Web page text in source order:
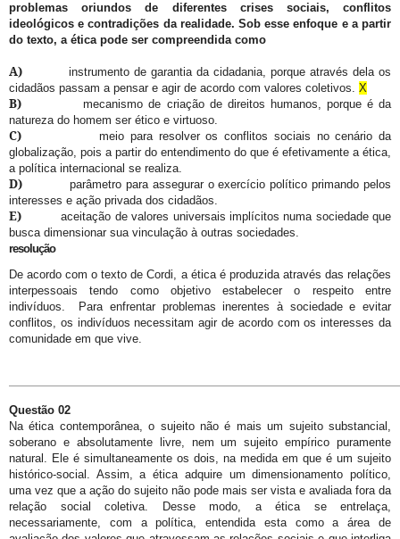
problemas oriundos de diferentes crises sociais, conflitos
ideológicos e contradições da realidade. Sob esse enfoque e a partir
do texto, a ética pode ser compreendida como
A)
instrumento de garantia da cidadania, porque através dela os
cidadãos passam a pensar e agir de acordo com valores coletivos. X
B)
mecanismo de criação de direitos humanos, porque é da
natureza do homem ser ético e virtuoso.
C)
meio para resolver os conflitos sociais no cenário da
globalização, pois a partir do entendimento do que é efetivamente a ética,
a política internacional se realiza.
D)
parâmetro para assegurar o exercício político primando pelos
interesses e ação privada dos cidadãos.
E)
aceitação de valores universais implícitos numa sociedade que
busca dimensionar sua vinculação à outras sociedades.
resolução
De acordo com o texto de Cordi, a ética é produzida através das relações
interpessoais tendo como objetivo estabelecer o respeito entre
indivíduos. Para enfrentar problemas inerentes à sociedade e evitar
conflitos, os indivíduos necessitam agir de acordo com os interesses da
comunidade em que vive.
Questão 02
Na ética contemporânea, o sujeito não é mais um sujeito substancial,
soberano e absolutamente livre, nem um sujeito empírico puramente
natural. Ele é simultaneamente os dois, na medida em que é um sujeito
histórico-social. Assim, a ética adquire um dimensionamento político,
uma vez que a ação do sujeito não pode mais ser vista e avaliada fora da
relação social coletiva. Desse modo, a ética se entrelaça,
necessariamente, com a política, entendida esta como a área de